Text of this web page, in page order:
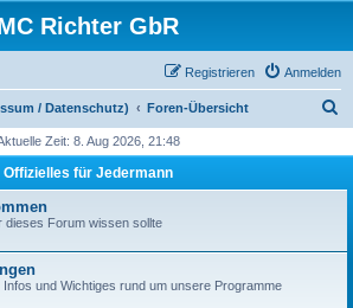
Richter GbR
Anmelden
Registrieren
/ Datenschutz) Foren-Übersicht
h
Zeit: 8. Aug 2026, 21:48
Offizielles für Jedermann
dieses Forum wissen sollte
Infos und Wichtiges rund um unsere Programme